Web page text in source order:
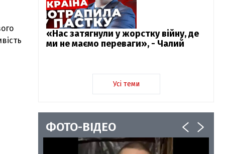
«Нас затягнули у жорстку війну, де
ми не маємо переваги», - Чалий
Усі теми
ФОТО-ВІДЕО